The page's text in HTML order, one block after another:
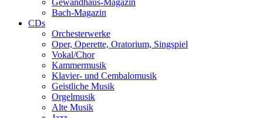
Gewandhaus-Magazin
Bach-Magazin
CDs
Orchesterwerke
Oper, Operette, Oratorium, Singspiel
Vokal/Chor
Kammermusik
Klavier- und Cembalomusik
Geistliche Musik
Orgelmusik
Alte Musik